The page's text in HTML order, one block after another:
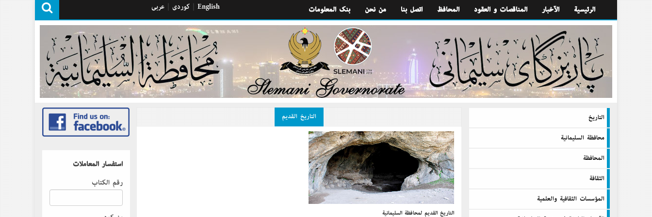
كوردی عربی English بنك المعلومات من نحن اتصل بنا المحافظ المناقصات و العقود الآخبار الرئيسية
استفسار المعاملات
رقم الكتاب
التاريخ القديم
التاريخ القديم لمحافظة السليمانية
التاريخ
محافظة السليمانية
المحافظة
الثقافة
المؤسسات الثقافية والعلمية